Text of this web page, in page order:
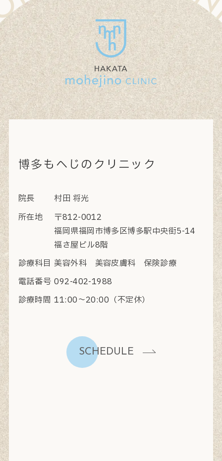
博多もへじのクリニック
院長
村田 将光
所在地
〒812-0012
福岡県福岡市博多区博多駅中央街5-14
福さ屋ビル8階
診療科目 美容外科 美容皮膚科 保険診療
電話番号 092-402-1988
診療時間 11:00〜20:00（不定休）
SCHEDULE